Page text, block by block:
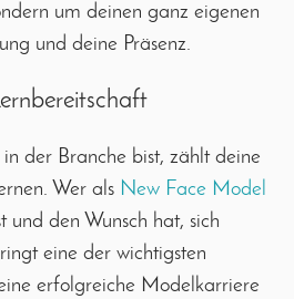
um deinen ganz eigenen
und deine Präsenz.
der Branche bist, zählt deine
Wer als New Face Model
den Wunsch hat, sich
eine der wichtigsten
erfolgreiche Modelkarriere